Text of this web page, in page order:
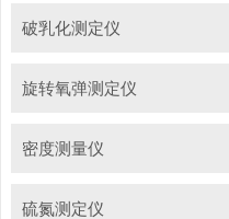
破乳化测定仪
旋转氧弹测定仪
密度测量仪
硫氮测定仪